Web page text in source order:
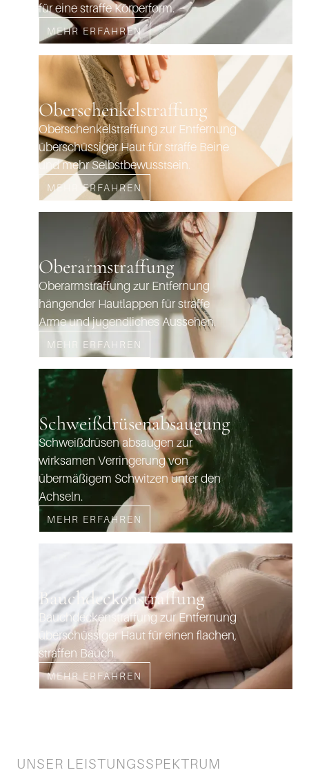
für eine straffe Körperform.
MEHR ERFAHREN
Oberschenkelstraffung
Oberschenkelstraffung zur Entfernung
überschüssiger Haut für straffe Beine
und mehr Selbstbewusstsein.
MEHR ERFAHREN
Oberarmstraffung
Oberarmstraffung zur Entfernung
hängender Hautlappen für straffe
Arme und jugendliches Aussehen.
MEHR ERFAHREN
Schweißdrüsenabsaugung
Schweißdrüsen absaugen zur
wirksamen Verringerung von
übermäßigem Schwitzen unter den
Achseln.
MEHR ERFAHREN
Bauchdeckenstraffung
Bauchdeckenstraffung zur Entfernung
überschüssiger Haut für einen flachen,
straffen Bauch.
MEHR ERFAHREN
UNSER LEISTUNGSSPEKTRUM